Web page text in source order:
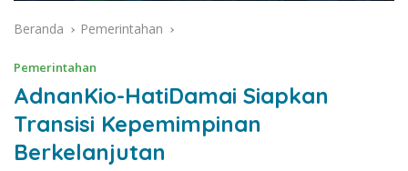
Beranda Pemerintahan
Pemerintahan
AdnanKio-HatiDamai Siapkan
Transisi Kepemimpinan
Berkelanjutan